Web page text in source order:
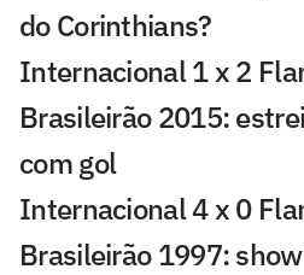
do Corinthians?
Internacional 1 x 2
Brasileirão 2015:
com gol
Internacional 4 x 0
Brasileirão 1997: